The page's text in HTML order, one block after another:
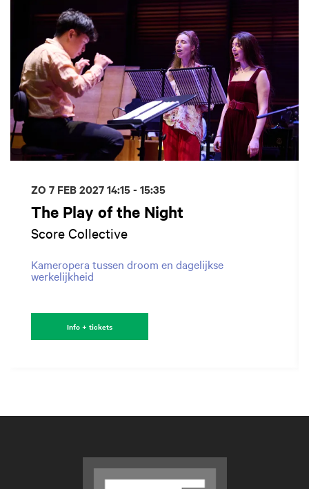
The Play of the Night
Score Collective
Kameropera tussen droom en dagelijkse
werkelijkheid
ZO 7 FEB 202714:15 - 15:35
Info + tickets